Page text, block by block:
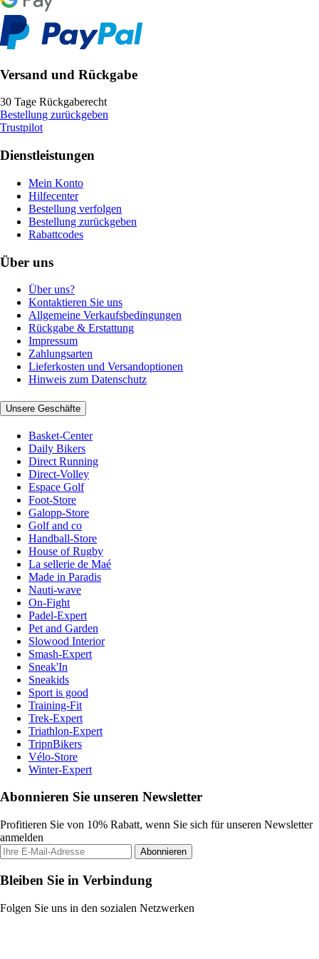
Versand und Rückgabe
30 Tage Rückgaberecht
Bestellung zurückgeben
Trustpilot
Dienstleistungen
Mein Konto
Hilfecenter
Bestellung verfolgen
Bestellung zurückgeben
Rabattcodes
Über uns
Über uns?
Kontaktieren Sie uns
Allgemeine Verkaufsbedingungen
Rückgabe & Erstattung
Impressum
Zahlungsarten
Lieferkosten und Versandoptionen
Hinweis zum Datenschutz
Unsere Geschäfte
Basket-Center
Daily Bikers
Direct Running
Direct-Volley
Espace Golf
Foot-Store
Galopp-Store
Golf and co
Handball-Store
House of Rugby
La sellerie de Maé
Made in Paradis
Nauti-wave
On-Fight
Padel-Expert
Pet and Garden
Slowood Interior
Smash-Expert
Sneak'In
Sneakids
Sport is good
Training-Fit
Trek-Expert
Triathlon-Expert
TripnBikers
Vélo-Store
Winter-Expert
Abonnieren Sie unseren Newsletter
Profitieren Sie von 10% Rabatt, wenn Sie sich für unseren Newsletter
anmelden
Abonnieren
Bleiben Sie in Verbindung
Folgen Sie uns in den sozialen Netzwerken